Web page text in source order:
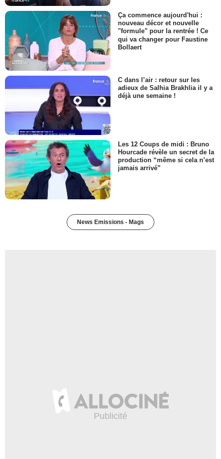
Ça commence aujourd'hui :
nouveau décor et nouvelle
"formule" pour la rentrée ! Ce
qui va changer pour Faustine
Bollaert
C dans l’air : retour sur les
adieux de Salhia Brakhlia il y a
déjà une semaine !
Les 12 Coups de midi : Bruno
Hourcade révèle un secret de la
production “même si cela n’est
jamais arrivé”
News Emissions - Mags